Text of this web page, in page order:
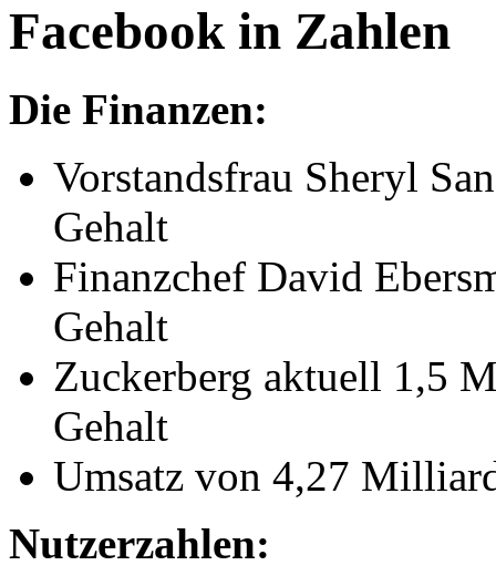
Facebook in Zahlen
Die Finanzen:
Vorstandsfrau Sheryl
Gehalt
Finanzchef David
Gehalt
Zuckerberg aktuell 1,5
Gehalt
Umsatz von 4,27
Nutzerzahlen: